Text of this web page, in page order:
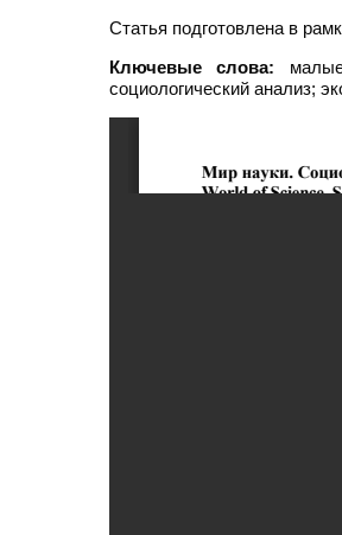
Статья подготовлена в
Ключевые слова:
социологический анализ;